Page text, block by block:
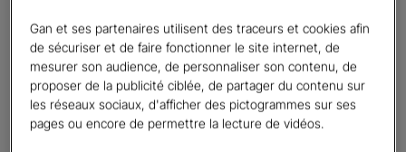
Préparer ma retraite
Percevoir un complément de revenu régulier à la
retraite
Percevoir un capital
Autre besoin
Gan et ses partenaires utilisent des traceurs et cookies afin
de sécuriser et de faire fonctionner le site internet, de
mesurer son audience, de personnaliser son contenu, de
proposer de la publicité ciblée, de partager du contenu sur
les réseaux sociaux, d'afficher des pictogrammes sur ses
pages ou encore de permettre la lecture de vidéos.